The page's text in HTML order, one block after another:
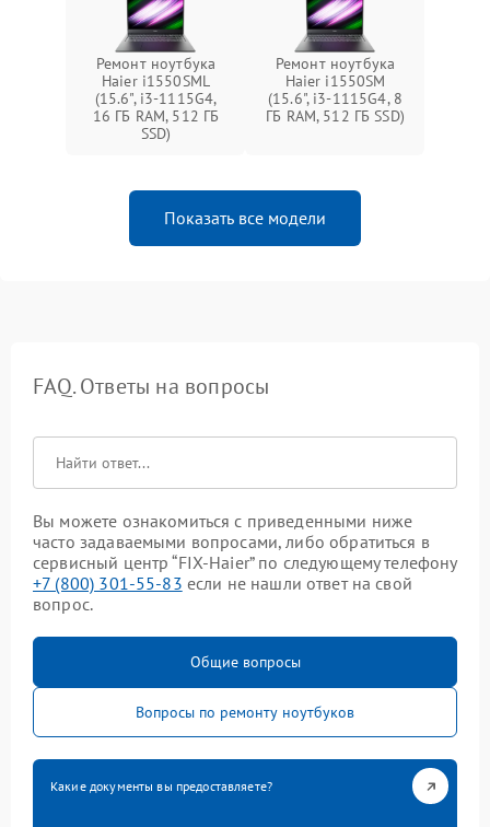
Ремонт ноутбука
Haier i1550SML
(15.6", i3-1115G4,
16 ГБ RAM, 512 ГБ
SSD)
Ремонт ноутбука
Haier i1550SM
(15.6", i3-1115G4, 8
ГБ RAM, 512 ГБ SSD)
Показать все модели
FAQ. Ответы на вопросы
Вы можете ознакомиться с приведенными ниже
часто задаваемыми вопросами, либо обратиться в
сервисный центр “FIX-Haier” по следующему телефону
+7 (800) 301-55-83 если не нашли ответ на свой
вопрос.
Общие вопросы
Вопросы по ремонту ноутбуков
Какие документы вы предоставляете?